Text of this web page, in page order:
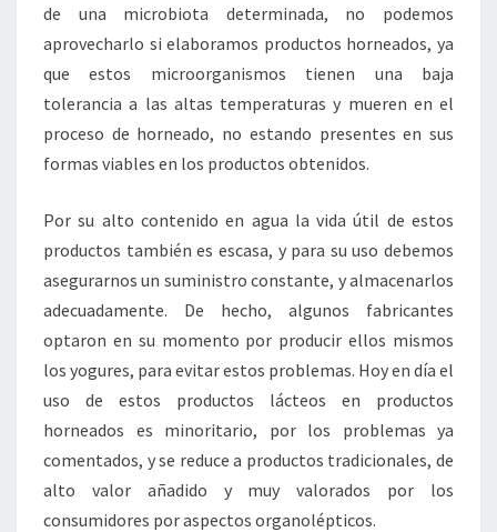
de una microbiota determinada, no podemos
aprovecharlo si elaboramos productos horneados, ya
que estos microorganismos tienen una baja
tolerancia a las altas temperaturas y mueren en el
proceso de horneado, no estando presentes en sus
formas viables en los productos obtenidos.
Por su alto contenido en agua la vida útil de estos
productos también es escasa, y para su uso debemos
asegurarnos un suministro constante, y almacenarlos
adecuadamente. De hecho, algunos fabricantes
optaron en su momento por producir ellos mismos
los yogures, para evitar estos problemas. Hoy en día el
uso de estos productos lácteos en productos
horneados es minoritario, por los problemas ya
comentados, y se reduce a productos tradicionales, de
alto valor añadido y muy valorados por los
consumidores por aspectos organolépticos.